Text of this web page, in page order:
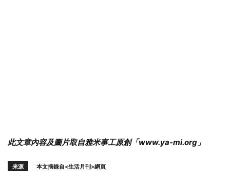
此文章內容及圖片取自雅米事工原創「www.ya-mi.org」
来源 本文摘錄自<生活月刊>網頁